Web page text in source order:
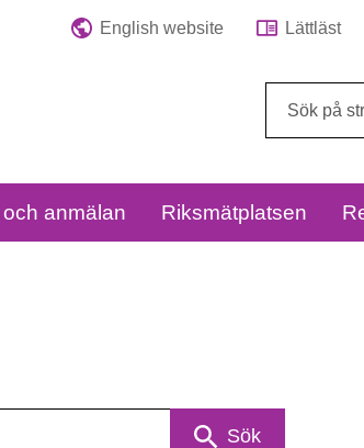
English website Lättläst
anmälan Riksmätplatsen
Sök